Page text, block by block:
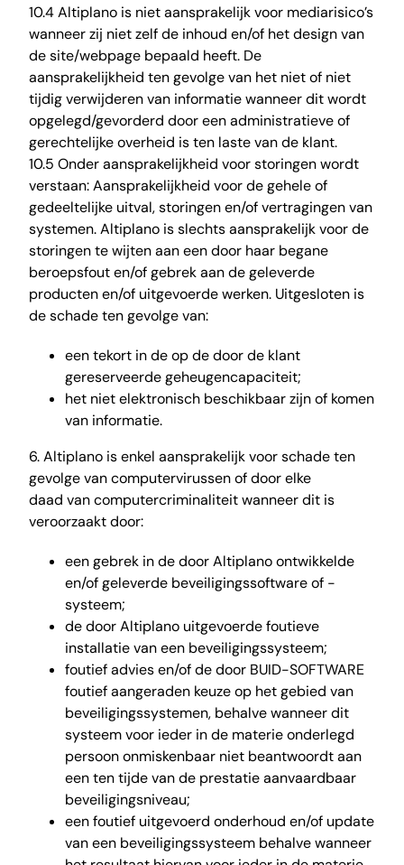
10.4 Altiplano is niet aansprakelijk voor mediarisico’s
wanneer zij niet zelf de inhoud en/of het design van
de site/webpage bepaald heeft. De
aansprakelijkheid ten gevolge van het niet of niet
tijdig verwijderen van informatie wanneer dit wordt
opgelegd/gevorderd door een administratieve of
gerechtelijke overheid is ten laste van de klant.
10.5 Onder aansprakelijkheid voor storingen wordt
verstaan: Aansprakelijkheid voor de gehele of
gedeeltelijke uitval, storingen en/of vertragingen van
systemen. Altiplano is slechts aansprakelijk voor de
storingen te wijten aan een door haar begane
beroepsfout en/of gebrek aan de geleverde
producten en/of uitgevoerde werken. Uitgesloten is
de schade ten gevolge van:
een tekort in de op de door de klant
gereserveerde geheugencapaciteit;
het niet elektronisch beschikbaar zijn of komen
van informatie.
6. Altiplano is enkel aansprakelijk voor schade ten
gevolge van computervirussen of door elke
daad van computercriminaliteit wanneer dit is
veroorzaakt door:
een gebrek in de door Altiplano ontwikkelde
en/of geleverde beveiligingssoftware of -
systeem;
de door Altiplano uitgevoerde foutieve
installatie van een beveiligingssysteem;
foutief advies en/of de door BUID-SOFTWARE
foutief aangeraden keuze op het gebied van
beveiligingssystemen, behalve wanneer dit
systeem voor ieder in de materie onderlegd
persoon onmiskenbaar niet beantwoordt aan
een ten tijde van de prestatie aanvaardbaar
beveiligingsniveau;
een foutief uitgevoerd onderhoud en/of update
van een beveiligingssysteem behalve wanneer